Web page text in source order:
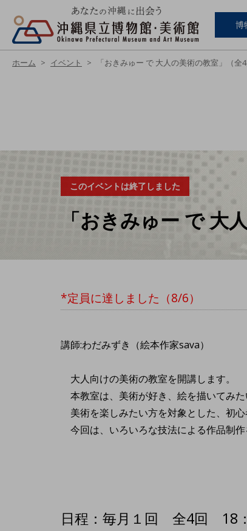
博
ホーム イベント 「おきみゅー で 大人の美術の教室」（全4
このイベントは終了しました
「おきみゅー で 大
*定員に達しました（8/6）
講師:わだみずき（絵本作家sava）
大人向けの美術の教室を開講します。
本教室は、美術が好き、絵を描いてみ
美術を楽しみたい方を対象とした、初心
今回は、いろいろな技法による作品制
日程：毎月１回 全4回 18